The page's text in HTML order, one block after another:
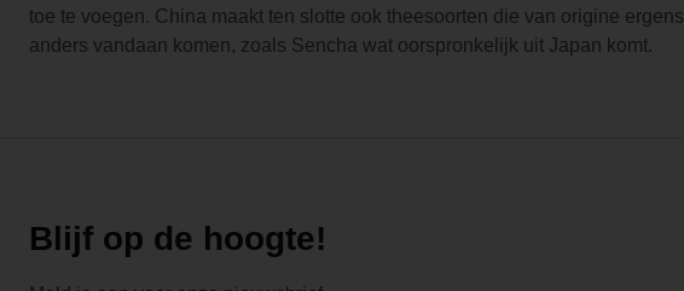
toe te voegen. China maakt ten slotte ook theesoorten die van origine ergens
anders vandaan komen, zoals Sencha wat oorspronkelijk uit Japan komt.
Blijf op de hoogte!